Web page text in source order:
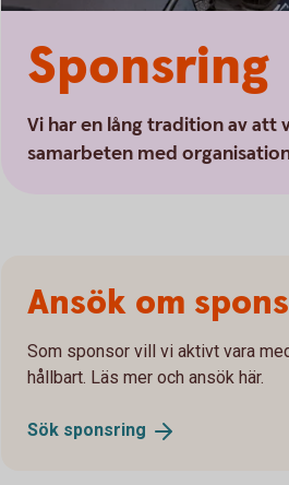
Sponsring
Vi har en lång tradition av att
samarbeten med
Ansök om
Som sponsor vill vi aktivt vara
hållbart. Läs mer och ansök här.
Sök sponsring